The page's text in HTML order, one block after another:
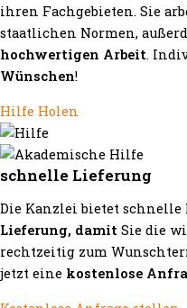
ihren Fachgebieten. Sie
staatlichen Normen,
hochwertigen Arbeit.
Wünschen!
Hilfe Holen
schnelle Lieferung
Die Kanzlei bietet
Lieferung, damit Sie die
rechtzeitig zum
jetzt eine kostenlose